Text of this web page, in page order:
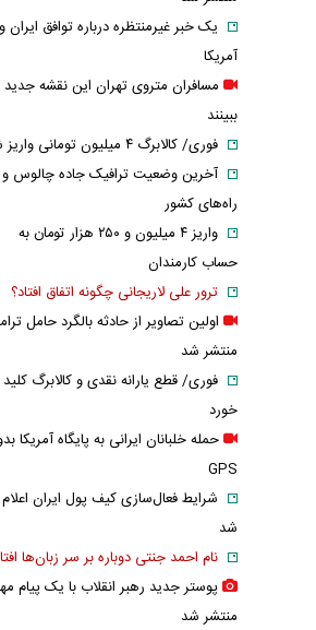
اگر ارز ترجیحی را حذف نمی‌کردیم، قطعاً
جدید صابر ابر در فضای مجازی پربازدید شد
یک خبر غیرمنتظره درباره توافق ایران و
آمریکا
مسافران متروی تهران این نقشه جدید
ببینند
فوری/ کالابرگ ۴ میلیون تومانی واریز شد
آخرین وضعیت ترافیک جاده چالوس و
راه‌های کشور
واریز ۴ میلیون و ۲۵۰ هزار تومان به
حساب کارمندان
ترور علی لاریجانی چگونه اتفاق افتاد؟
اولین تصاویر از حادثه بالگرد حامل
منتشر شد
فوری/ قطع یارانه نقدی و کالابرگ کلید
خورد
حمله خلبانان ایرانی به پایگاه آمریکا
GPS
شرایط فعال‌سازی کیف پول ایران اعلام
شد
نام احمد جنتی دوباره بر سر زبان‌ها
پوستر جدید رهبر انقلاب با یک پیام
منتشر شد